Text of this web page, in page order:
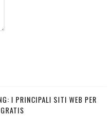
I PRINCIPALI SITI WEB PER